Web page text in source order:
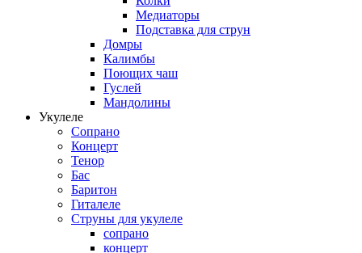
Медиаторы
Подставка для струн
Домры
Калимбы
Поющих чаш
Гуслей
Мандолины
Укулеле
Сопрано
Концерт
Тенор
Бас
Баритон
Гиталеле
Струны для укулеле
сопрано
концерт